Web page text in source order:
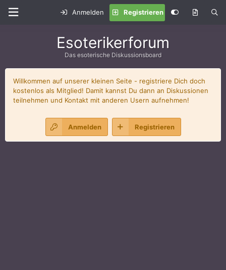
Anmelden Registrieren
Esoterikerforum
Das esoterische Diskussionsboard
Willkommen auf unserer kleinen Seite - registriere Dich doch
kostenlos als Mitglied! Damit kannst Du dann an Diskussionen
teilnehmen und Kontakt mit anderen Usern aufnehmen!
Anmelden Registrieren